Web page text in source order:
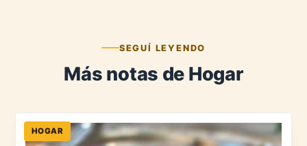
SEGUÍ LEYENDO
Más notas de Hogar
HOGAR